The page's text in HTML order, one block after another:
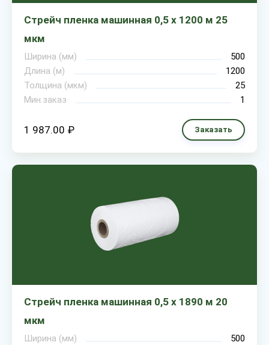
Стрейч пленка машинная 0,5 х 1200 м 25
мкм
Ширина (мм)
500
Длина (м)
1200
Толщина (мкм)
25
Мин.заказ
1
1 987.00 ₽ Заказать
Стрейч пленка машинная 0,5 х 1890 м 20
мкм
Ширина (мм)
500